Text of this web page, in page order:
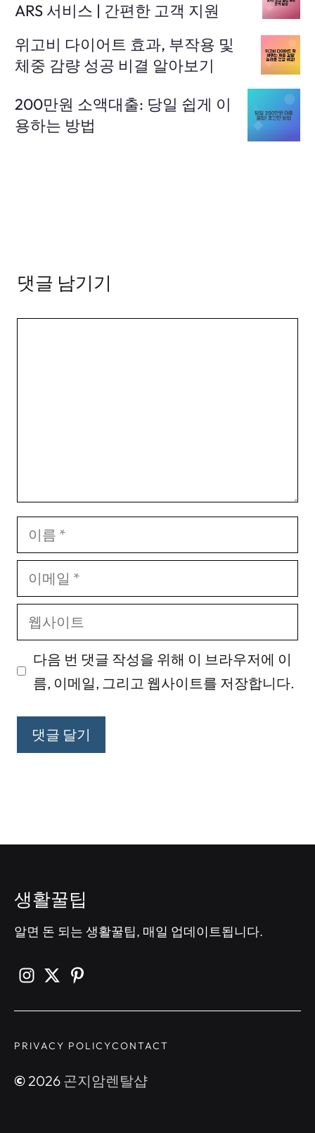
ARS 서비스 | 간편한 고객 지원
위고비 다이어트 효과, 부작용 및
체중 감량 성공 비결 알아보기
200만원 소액대출: 당일 쉽게 이
용하는 방법
댓글 남기기
름
메
일
웹
사
이 다음 번 댓글 작성을 위해 이 브라우저에 이
름, 이메일, 그리고 웹사이트를 저장합니다.
생활꿀팁
알면 돈 되는 생활꿀팁, 매일 업데이트됩니다.
PRIVACY POLICYCONTACT
© 2026 곤지암렌탈샵